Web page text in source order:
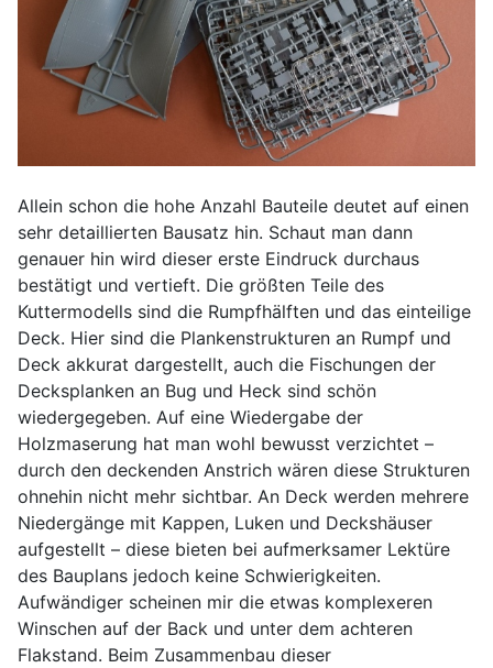
Allein schon die hohe Anzahl Bauteile deutet auf einen
sehr detaillierten Bausatz hin. Schaut man dann
genauer hin wird dieser erste Eindruck durchaus
bestätigt und vertieft. Die größten Teile des
Kuttermodells sind die Rumpfhälften und das einteilige
Deck. Hier sind die Plankenstrukturen an Rumpf und
Deck akkurat dargestellt, auch die Fischungen der
Decksplanken an Bug und Heck sind schön
wiedergegeben. Auf eine Wiedergabe der
Holzmaserung hat man wohl bewusst verzichtet –
durch den deckenden Anstrich wären diese Strukturen
ohnehin nicht mehr sichtbar. An Deck werden mehrere
Niedergänge mit Kappen, Luken und Deckshäuser
aufgestellt – diese bieten bei aufmerksamer Lektüre
des Bauplans jedoch keine Schwierigkeiten.
Aufwändiger scheinen mir die etwas komplexeren
Winschen auf der Back und unter dem achteren
Flakstand. Beim Zusammenbau dieser